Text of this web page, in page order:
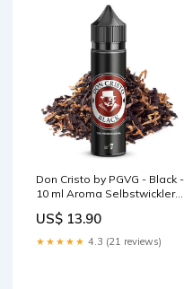
Don Cristo by PGVG - Black -
10 ml Aroma Selbstwickler
US$ 13.90
★★★★★ 4.3 (21 reviews)